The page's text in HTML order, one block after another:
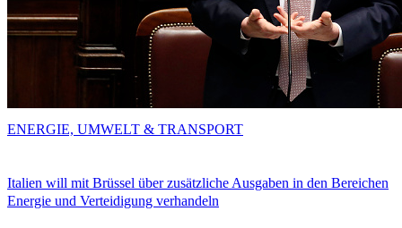
Italien will mit Brüssel über zusätzliche Ausgaben in den Bereichen
Energie und Verteidigung verhandeln
ENERGIE, UMWELT & TRANSPORT